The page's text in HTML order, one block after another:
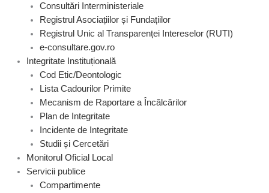
Consultări Interministeriale
Registrul Asociațiilor și Fundațiilor
Registrul Unic al Transparenței Intereselor (RUTI)
e-consultare.gov.ro
Integritate Instituțională
Cod Etic/Deontologic
Lista Cadourilor Primite
Mecanism de Raportare a Încălcărilor
Plan de Integritate
Incidente de Integritate
Studii și Cercetări
Monitorul Oficial Local
Servicii publice
Compartimente